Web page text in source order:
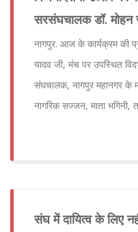
सरसंघचालक डॉ. मोहन
नागपुर. आज के कार्यक्रम की
यादव जी, मंच पर उपस्थित
संघचालक, नागपुर महानगर के
नागरिक सज्जन, माता
संघ में दायित्व के लिए